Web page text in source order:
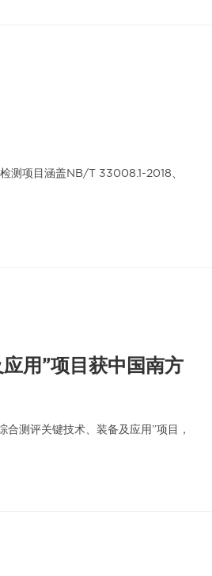
测项目涵盖NB/T 33008.1-2018、
用”项目获中国南方
测评关键技术、装备及应用”项目，